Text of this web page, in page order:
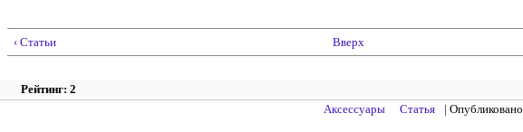
‹ Статьи
Вверх
Рейтинг: 2
Аксессуары
Статья | Опубликовано